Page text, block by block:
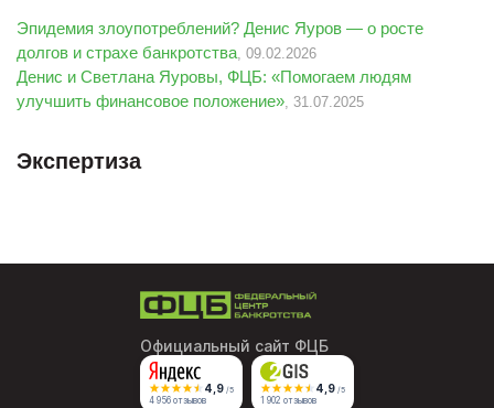
Эпидемия злоупотреблений? Денис Яуров — о росте
долгов и страхе банкротства, 09.02.2026
Денис и Светлана Яуровы, ФЦБ: «Помогаем людям
улучшить финансовое положение», 31.07.2025
Экспертиза
Официальный сайт ФЦБ
4,9 /5
4 956 отзывов
4,9 /5
1 902 отзывов